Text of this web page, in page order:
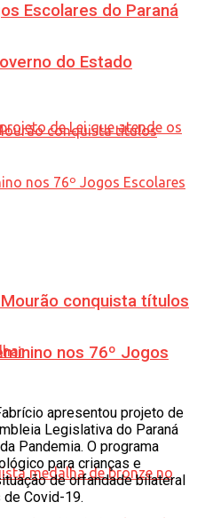
Escolares do Paraná
do Estado
conquista títulos
nos 76º Jogos
apresentou projeto de
Legislativa do Paraná
Pandemia. O programa
para crianças e
de orfandade bilateral
de Covid-19.